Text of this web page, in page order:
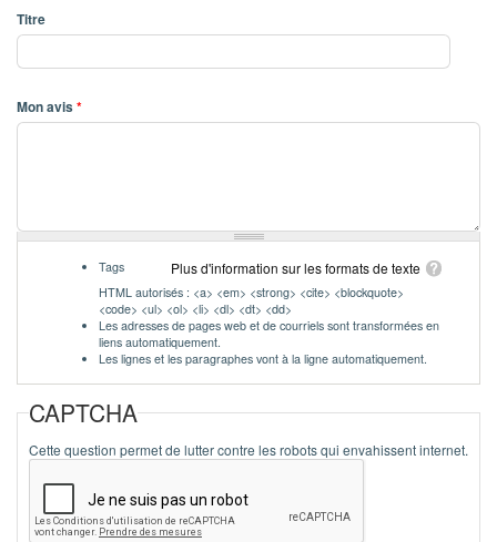
Titre
Mon avis*
Plus d'information sur les formats de texte
Tags
HTML autorisés : <a> <em> <strong> <cite> <blockquote>
<code> <ul> <ol> <li> <dl> <dt> <dd>
Les adresses de pages web et de courriels sont transformées en
liens automatiquement.
Les lignes et les paragraphes vont à la ligne automatiquement.
CAPTCHA
Cette question permet de lutter contre les robots qui envahissent internet.